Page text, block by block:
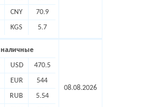
CNY 70.9
KGS 5.7
наличные
USD 470.5
EUR 544
RUB 5.54
08.08.2026